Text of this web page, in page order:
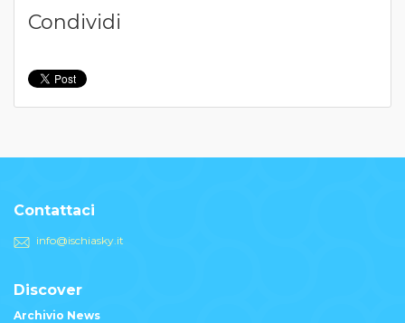
Condividi
Contattaci
info@ischiasky.it
Discover
Archivio News